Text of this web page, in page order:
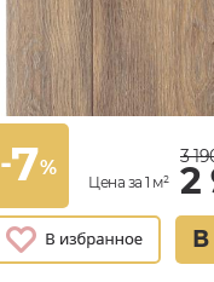
-7%
Цена за 1 м²
3
2